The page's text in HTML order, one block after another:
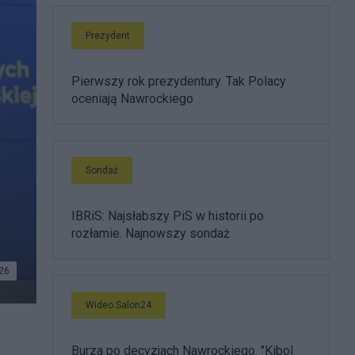
26
Prezydent
Pierwszy rok prezydentury. Tak Polacy
oceniają Nawrockiego
Sondaż
IBRiS: Najsłabszy PiS w historii po
rozłamie. Najnowszy sondaż
Wideo Salon24
Burza po decyzjach Nawrockiego. "Kibol